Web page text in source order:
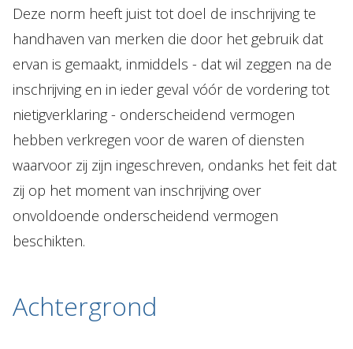
Deze norm heeft juist tot doel de inschrijving te
handhaven van merken die door het gebruik dat
ervan is gemaakt, inmiddels - dat wil zeggen na de
inschrijving en in ieder geval vóór de vordering tot
nietigverklaring - onderscheidend vermogen
hebben verkregen voor de waren of diensten
waarvoor zij zijn ingeschreven, ondanks het feit dat
zij op het moment van inschrijving over
onvoldoende onderscheidend vermogen
beschikten.
Achtergrond